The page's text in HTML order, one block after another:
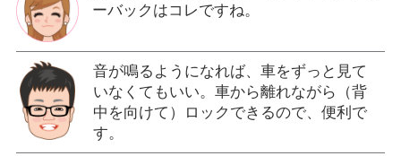
ーバックはコレですね。
音が鳴るようになれば、車をずっと見て
いなくてもいい。車から離れながら（背
中を向けて）ロックできるので、便利で
す。